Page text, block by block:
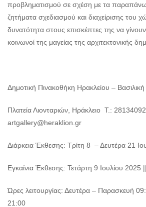
προβληματισμού σε σχέση με τα παραπάνω
ζητήματα σχεδιασμού και διαχείρισης του
δυνατότητα στους επισκέπτες της να
κοινωνοί της μαγείας της αρχιτεκτονικής
Δημοτική Πινακοθήκη Ηρακλείου –
Πλατεία Λιονταριών, Ηράκλειο Τ.:
artgallery@heraklion.gr
Διάρκεια Έκθεσης: Τρίτη 8 – Δευτέρα 21
Εγκαίνια Έκθεσης: Τετάρτη 9 Ιουλίου 2025
Ώρες λειτουργίας: Δευτέρα – Παρασκευή
21:00